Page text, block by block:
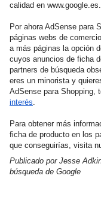
calidad en www.google.es.
Por ahora AdSense para
páginas webs de
a más páginas la opción
cuyos anuncios de ficha
partners de búsqueda
eres un minorista y
AdSense para Shopping,
interés.
Para obtener más
ficha de producto en los
que conseguirías, visita
Publicado por Jesse
búsqueda de Google